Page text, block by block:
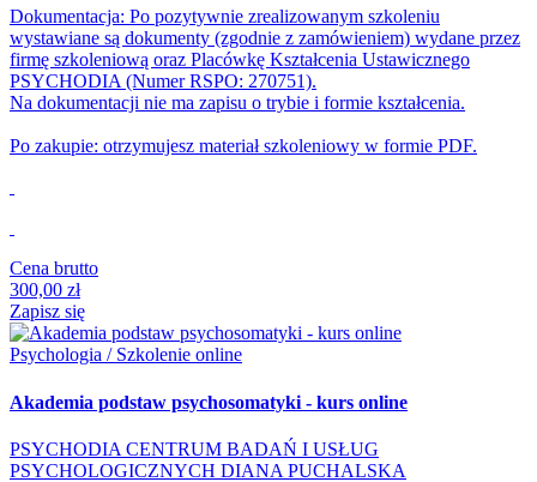
Dokumentacja: Po pozytywnie zrealizowanym szkoleniu
wystawiane są dokumenty (zgodnie z zamówieniem) wydane przez
firmę szkoleniową oraz Placówkę Kształcenia Ustawicznego
PSYCHODIA (Numer RSPO: 270751).
Na dokumentacji nie ma zapisu o trybie i formie kształcenia.
Po zakupie: otrzymujesz materiał szkoleniowy w formie PDF.
Cena brutto
300,00 zł
Zapisz się
Psychologia / Szkolenie online
Akademia podstaw psychosomatyki - kurs online
PSYCHODIA CENTRUM BADAŃ I USŁUG
PSYCHOLOGICZNYCH DIANA PUCHALSKA